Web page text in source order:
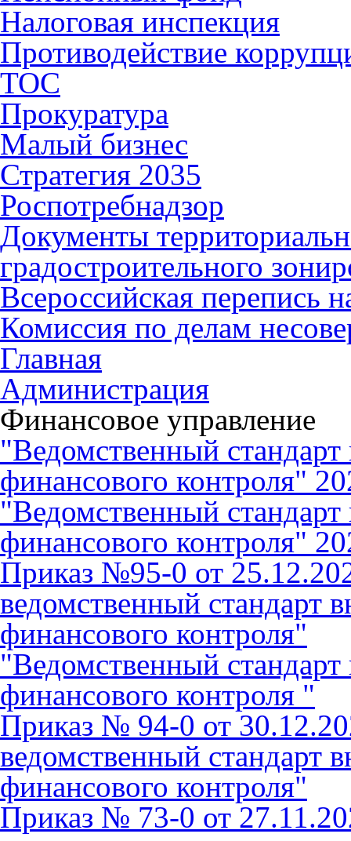
Налоговая инспекция
Противодействие
ТОС
Прокуратура
Малый бизнес
Стратегия 2035
Роспотребнадзор
Документы
градостроительного
Всероссийская перепись
Комиссия по делам
Главная
Администрация
Финансовое управление
"Ведомственный
финансового контроля"
"Ведомственный
финансового контроля"
Приказ №95-0 от
ведомственный стандарт
финансового контроля"
"Ведомственный
финансового контроля "
Приказ № 94-0 от
ведомственный стандарт
финансового контроля"
Приказ № 73-0 от